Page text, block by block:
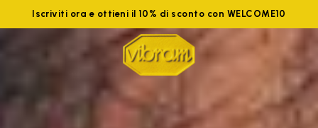
Iscriviti ora e ottieni il 10% di sconto con WELCOME10